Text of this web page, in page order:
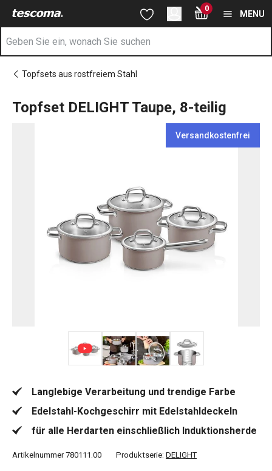
Sie befinden sich auf der Topfset DELIGHT Taupe, 8-teilig Seite
Zum Hauptinhalt springen
Zur Suche springen
Zur Navigation springen 0
MENU
Topfsets aus rostfreiem Stahl
Topfset DELIGHT Taupe, 8-teilig
Versandkostenfrei
Langlebige Verarbeitung und trendige Farbe
Edelstahl-Kochgeschirr mit Edelstahldeckeln
für alle Herdarten einschließlich Induktionsherde
Artikelnummer 780111.00 Produktserie: DELIGHT